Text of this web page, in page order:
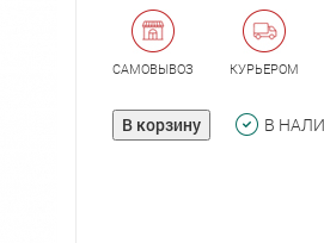
САМОВЫВОЗ КУРЬЕРОМ
В корзину В